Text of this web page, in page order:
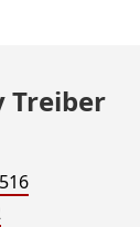
Treiber